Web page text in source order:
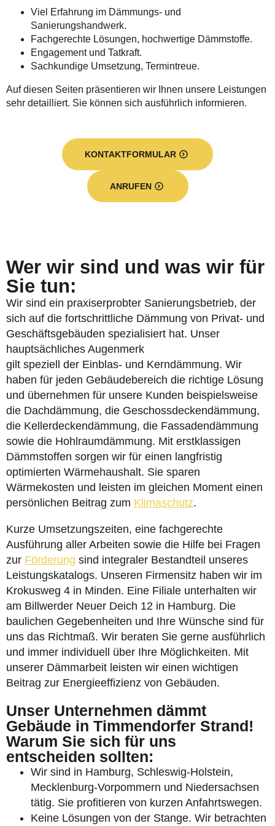
Viel Erfahrung im Dämmungs- und
Sanierungshandwerk.
Fachgerechte Lösungen, hochwertige Dämmstoffe.
Engagement und Tatkraft.
Sachkundige Umsetzung, Termintreue.
Auf diesen Seiten präsentieren wir Ihnen unsere Leistungen
sehr detailliert. Sie können sich ausführlich informieren.
KONTAKTFORMULAR
ANRUFEN
Wer wir sind und was wir für
Sie tun:
Wir sind ein praxiserprobter Sanierungsbetrieb, der
sich auf die fortschrittliche Dämmung von Privat- und
Geschäftsgebäuden spezialisiert hat. Unser
hauptsächliches Augenmerk
gilt speziell der Einblas- und Kerndämmung. Wir
haben für jeden Gebäudebereich die richtige Lösung
und übernehmen für unsere Kunden beispielsweise
die Dachdämmung, die Geschossdeckendämmung,
die Kellerdeckendämmung, die Fassadendämmung
sowie die Hohlraumdämmung. Mit erstklassigen
Dämmstoffen sorgen wir für einen langfristig
optimierten Wärmehaushalt. Sie sparen
Wärmekosten und leisten im gleichen Moment einen
persönlichen Beitrag zum Klimaschutz.
Kurze Umsetzungszeiten, eine fachgerechte
Ausführung aller Arbeiten sowie die Hilfe bei Fragen
zur Förderung sind integraler Bestandteil unseres
Leistungskatalogs. Unseren Firmensitz haben wir im
Krokusweg 4 in Minden. Eine Filiale unterhalten wir
am Billwerder Neuer Deich 12 in Hamburg. Die
baulichen Gegebenheiten und Ihre Wünsche sind für
uns das Richtmaß. Wir beraten Sie gerne ausführlich
und immer individuell über Ihre Möglichkeiten. Mit
unserer Dämmarbeit leisten wir einen wichtigen
Beitrag zur Energieeffizienz von Gebäuden.
Unser Unternehmen dämmt
Gebäude in Timmendorfer Strand!
Warum Sie sich für uns
entscheiden sollten:
Wir sind in Hamburg, Schleswig-Holstein,
Mecklenburg-Vorpommern und Niedersachsen
tätig. Sie profitieren von kurzen Anfahrtswegen.
Keine Lösungen von der Stange. Wir betrachten